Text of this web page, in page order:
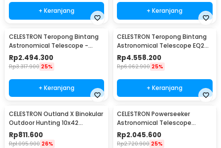
+ Keranjang + Keranjang
CELESTRON Teropong Bintang
Astronomical Telescope -
Deluxe 80EQ
Rp2.494.300
Rp3.317.900 25%
+ Keranjang
CELESTRON Teropong Bintang
Astronomical Telescope EQ2
Mount 910/90mm - Deluxe
90EQ
Rp4.558.200
Rp6.062.900 25%
+ Keranjang
CELESTRON Outland X Binokular
Outdoor Hunting 10x42
Waterproof - 71347
Rp811.600
Rp1.095.900 26%
CELESTRON Powerseeker
Astronomical Telescope
Teropong 80mm - 80EQ
Rp2.045.600
Rp2.720.900 25%